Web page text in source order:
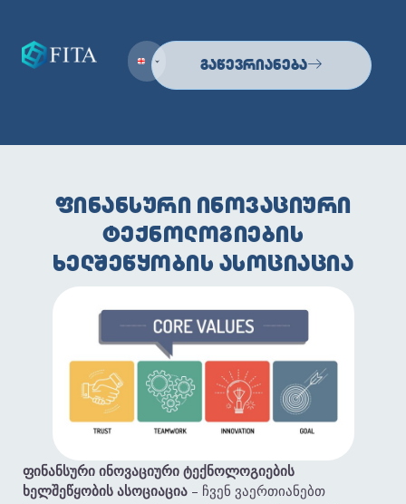
Გაწევრიანება
ᲤᲘᲜᲐᲜᲡᲣᲠᲘ ᲘᲜᲝᲕᲐᲪᲘᲣᲠᲘ
ᲢᲔᲥᲜᲝᲚᲝᲒᲘᲔᲑᲘᲡ
ᲮᲔᲚᲨᲔᲬᲧᲝᲑᲘᲡ ᲐᲡᲝᲪᲘᲐᲪᲘᲐ
ფინანსური ინოვაციური ტექნოლოგიების
ხელშეწყობის ასოციაცია – ჩვენ ვაერთიანებთ